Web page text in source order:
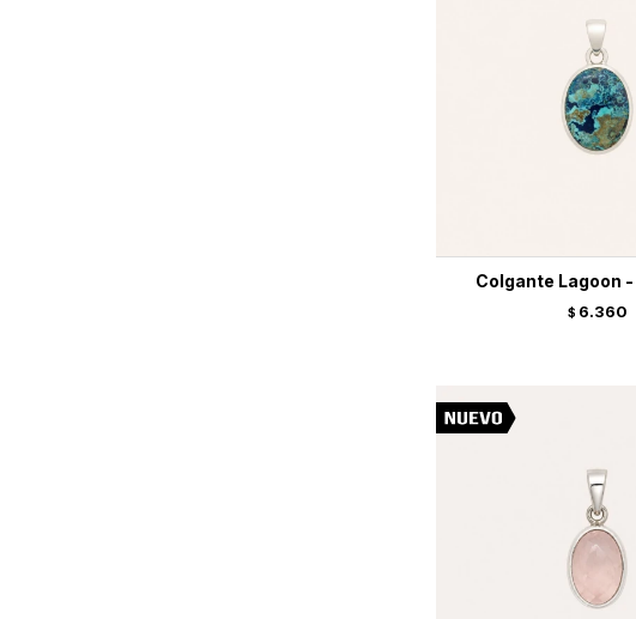
Colgante Lagoon
$ 6.360